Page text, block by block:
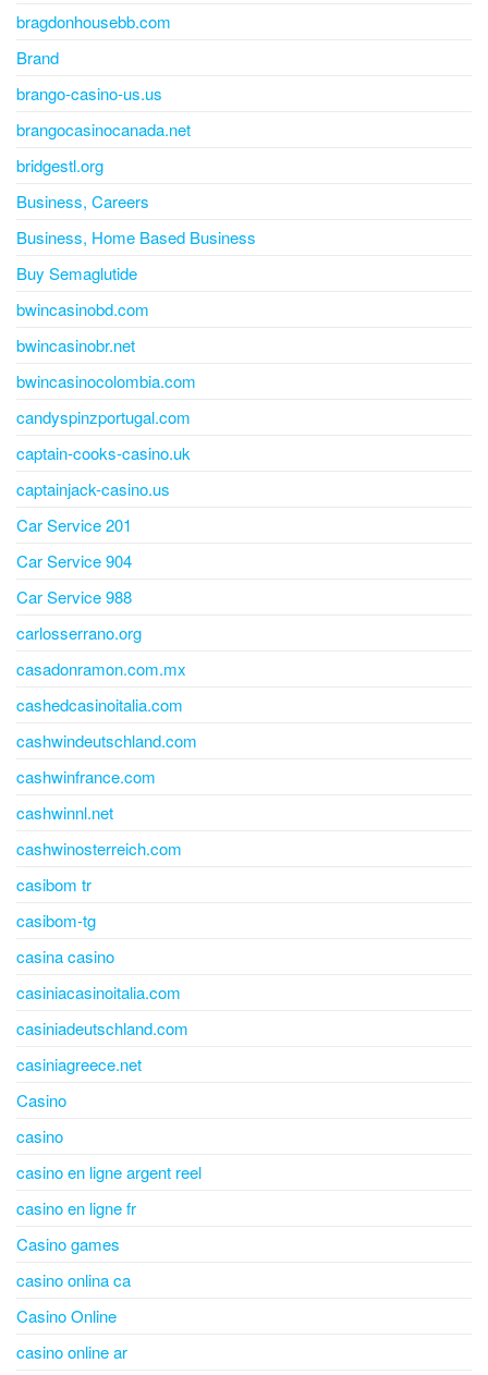
bragdonhousebb.com
Brand
brango-casino-us.us
brangocasinocanada.net
bridgestl.org
Business, Careers
Business, Home Based Business
Buy Semaglutide
bwincasinobd.com
bwincasinobr.net
bwincasinocolombia.com
candyspinzportugal.com
captain-cooks-casino.uk
captainjack-casino.us
Car Service 201
Car Service 904
Car Service 988
carlosserrano.org
casadonramon.com.mx
cashedcasinoitalia.com
cashwindeutschland.com
cashwinfrance.com
cashwinnl.net
cashwinosterreich.com
casibom tr
casibom-tg
casina casino
casiniacasinoitalia.com
casiniadeutschland.com
casiniagreece.net
Casino
casino
casino en ligne argent reel
casino en ligne fr
Casino games
casino onlina ca
Casino Online
casino online ar